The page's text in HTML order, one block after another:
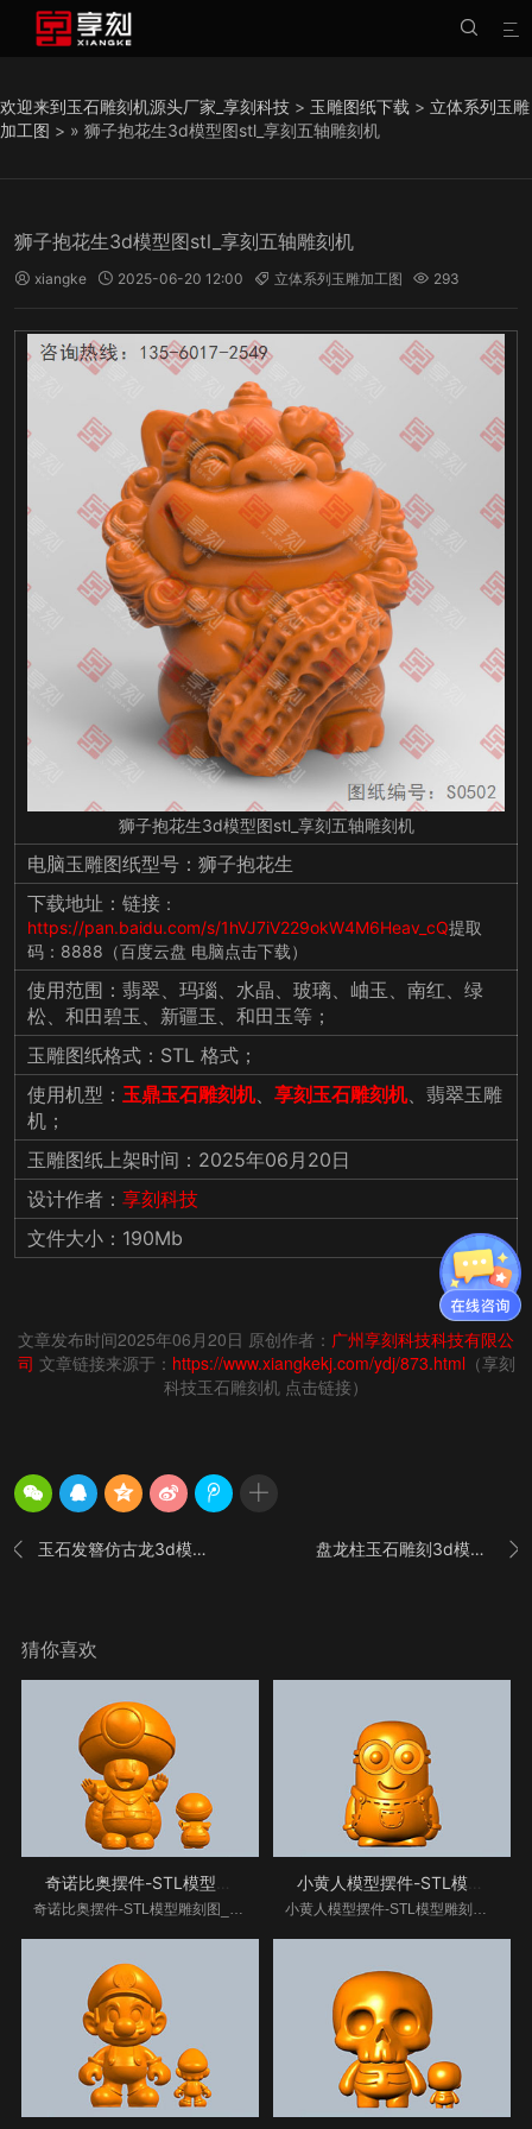


欢迎来到玉石雕刻机源头厂家_享刻科技 > 玉雕图纸下载 > 立体系列玉雕
加工图 > » 狮子抱花生3d模型图stl_享刻五轴雕刻机
狮子抱花生3d模型图stl_享刻五轴雕刻机
 xiangke  2025-06-20 12:00  立体系列玉雕加工图  293
狮子抱花生3d模型图stl_享刻五轴雕刻机
电脑玉雕图纸型号：狮子抱花生
下载地址：链接 ：
https://pan.baidu.com/s/1hVJ7iV229okW4M6Heav_cQ提取
码：8888（百度云盘 电脑点击下载）
使用范围：翡翠、玛瑙、水晶、玻璃、岫玉、南红、绿
松、和田碧玉、新疆玉、和田玉等；
玉雕图纸格式：STL 格式；
使用机型： 玉鼎玉石雕刻机、 享刻玉石雕刻机、翡翠玉雕
机；
玉雕图纸上架时间：2025年06月20日
设计作者： 享刻科技
文件大小：190Mb
文章发布时间2025年06月20日 原创作者： 广州享刻科技科技有限公
司 文章链接来源于： https://www.xiangkekj.com/ydj/873.html（享刻
科技玉石雕刻机 点击链接）
 玉石发簪仿古龙3d模型图stl_享刻五轴雕刻机 
盘龙柱玉石雕刻3d模型图stl_享刻五轴雕刻机
猜你喜欢
奇诺比奥摆件-STL模型雕刻图
奇诺比奥摆件-STL模型雕刻图__www.xiangkekj.com海量翡
小黄人模型摆件-STL模型雕刻图
小黄人模型摆件-STL模型雕刻图__www.xiangkekj.com海量